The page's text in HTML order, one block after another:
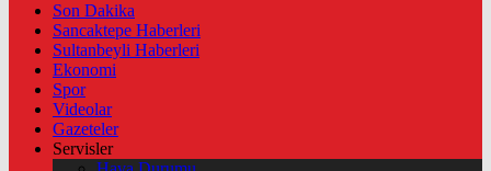
Son Dakika
Sancaktepe Haberleri
Sultanbeyli Haberleri
Ekonomi
Spor
Videolar
Gazeteler
Servisler